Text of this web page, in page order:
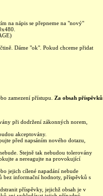
na nápis se přepneme na "nový"
Dáme "ok". Pokud chceme přidat
zamezení přístupu. Za obsah příspěvků
při dodržení zákonných norem,
akceptovány.
před napsáním nového dotazu,
Stejně tak nebudou tolerovány
a nereagujte na provokující
jejich cílené napadání nebude
bez informační hodnoty, příspěvků s
příspěvky, jejichž obsah je v